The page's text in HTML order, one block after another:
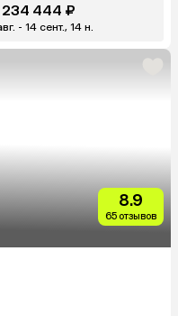
234 444 ₽
- 14 сент., 14 н.
8.9
65 отзывов